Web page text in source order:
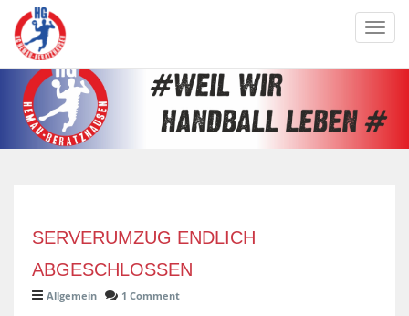
SERVERUMZUG ENDLICH
ABGESCHLOSSEN
Allgemein 1 Comment